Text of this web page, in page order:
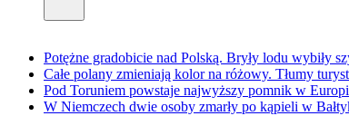
Potężne gradobicie nad Polską. Bryły lodu wybiły
Całe polany zmieniają kolor na różowy. Tłumy
Pod Toruniem powstaje najwyższy pomnik w
W Niemczech dwie osoby zmarły po kąpieli w